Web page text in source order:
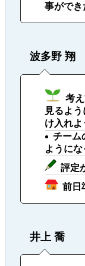
事ができ
波多野 翔
考
見るよ
け入れよ
チーム
ようにな
評定
前日
井上 喬